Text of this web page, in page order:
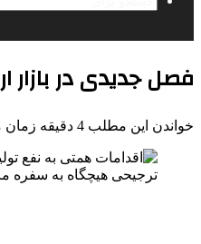
فصل جدیدی در بازار
خواندن این مطلب 4 دقیقه زمان میبرد